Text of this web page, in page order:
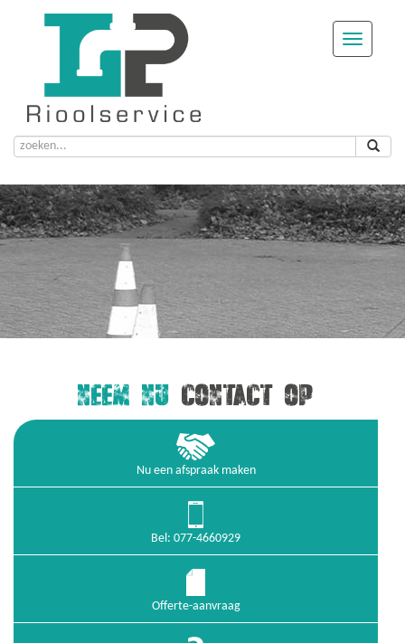
NEEM NU CONTACT OP
Nu een afspraak maken
Bel: 077-4660929
Offerte-aanvraag